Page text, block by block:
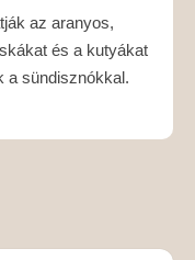
az aranyos,
és a kutyákat
a sündisznókkal.